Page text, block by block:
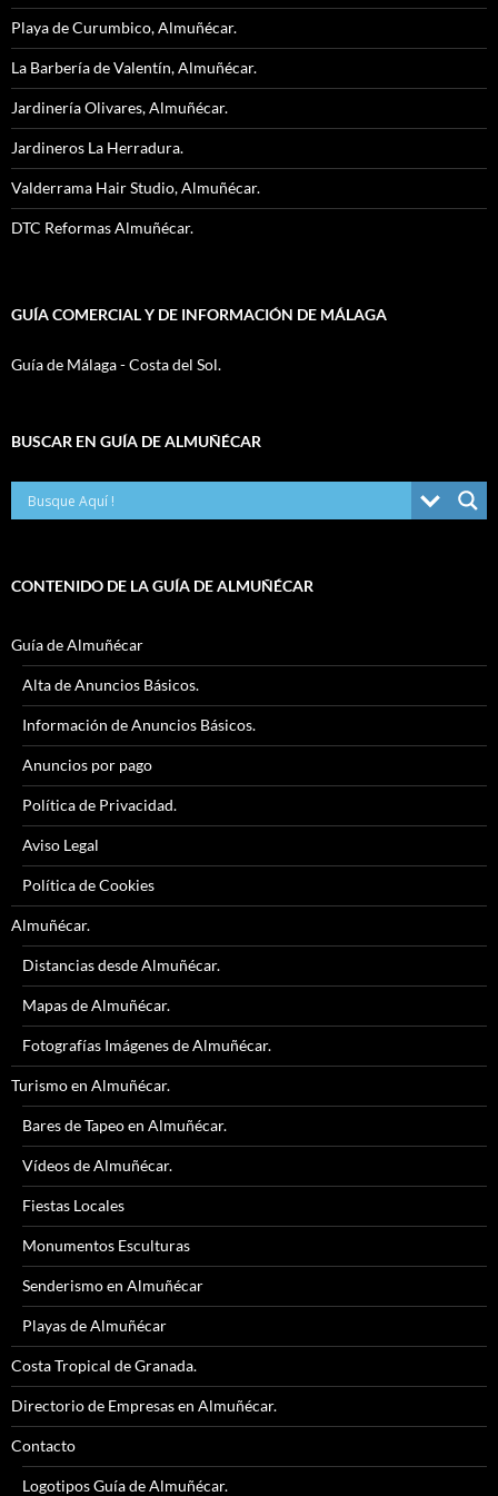
Playa de Curumbico, Almuñécar.
La Barbería de Valentín, Almuñécar.
Jardinería Olivares, Almuñécar.
Jardineros La Herradura.
Valderrama Hair Studio, Almuñécar.
DTC Reformas Almuñécar.
GUÍA COMERCIAL Y DE INFORMACIÓN DE MÁLAGA
Guía de Málaga - Costa del Sol.
BUSCAR EN GUÍA DE ALMUÑÉCAR
CONTENIDO DE LA GUÍA DE ALMUÑÉCAR
Guía de Almuñécar
Alta de Anuncios Básicos.
Información de Anuncios Básicos.
Anuncios por pago
Política de Privacidad.
Aviso Legal
Política de Cookies
Almuñécar.
Distancias desde Almuñécar.
Mapas de Almuñécar.
Fotografías Imágenes de Almuñécar.
Turismo en Almuñécar.
Bares de Tapeo en Almuñécar.
Vídeos de Almuñécar.
Fiestas Locales
Monumentos Esculturas
Senderismo en Almuñécar
Playas de Almuñécar
Costa Tropical de Granada.
Directorio de Empresas en Almuñécar.
Contacto
Logotipos Guía de Almuñécar.